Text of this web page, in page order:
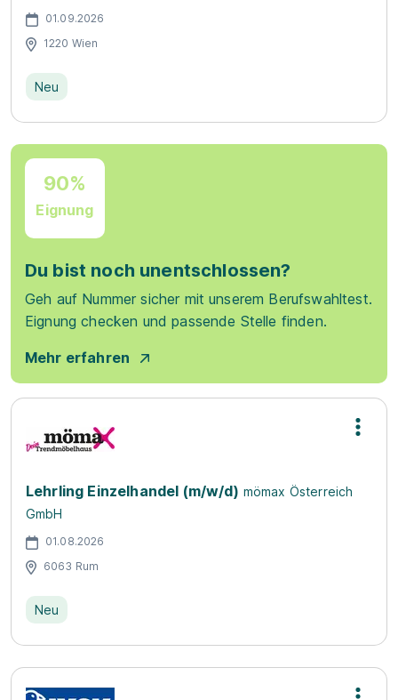
01.09.2026
1220 Wien
Neu
90%
Eignung
Du bist noch unentschlossen?
Geh auf Nummer sicher mit unserem Berufswahltest.
Eignung checken und passende Stelle finden.
Mehr erfahren
Lehrling Einzelhandel (m/w/d) mömax Österreich
GmbH
01.08.2026
6063 Rum
Neu